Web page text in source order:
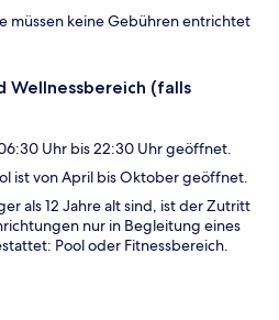
müssen keine Gebühren entrichtet
Wellnessbereich (falls
Uhr bis 22:30 Uhr geöffnet.
ist von April bis Oktober geöffnet.
als 12 Jahre alt sind, ist der Zutritt
nur in Begleitung eines
Pool oder Fitnessbereich.